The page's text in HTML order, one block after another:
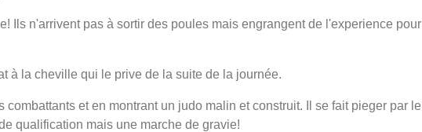
Ils n'arrivent pas à sortir des poules mais engrangent de l'experience pour
à la cheville qui le prive de la suite de la journée.
et en montrant un judo malin et construit. Il se fait pieger par le
qualification mais une marche de gravie!